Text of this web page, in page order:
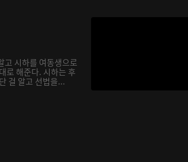
고 시하를 여동생으로
로 해준다. 시하는 후
걸 알고 선법을...